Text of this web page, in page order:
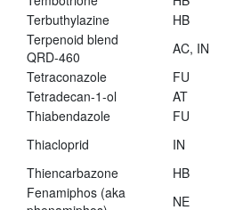
Terbuthylazine
HB
Terpenoid blend
QRD-460
AC, IN
Tetraconazole
FU
Tetradecan-1-ol
AT
Thiabendazole
FU
Thiacloprid
IN
Thiencarbazone
HB
Fenamiphos (aka
NE